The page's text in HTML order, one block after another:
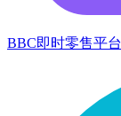
BBC即时零售平台